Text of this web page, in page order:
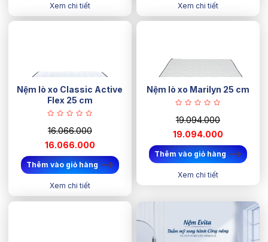
Xem chi tiết Xem chi tiết
Nệm lò xo Classic Active
Flex 25 cm
16.066.000
16.066.000
Thêm vào giỏ hàng
Xem chi tiết
Nệm lò xo Marilyn 25 cm
19.094.000
19.094.000
Thêm vào giỏ hàng
Xem chi tiết